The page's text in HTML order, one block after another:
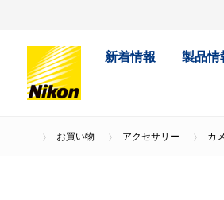
新着情報 製品情
お買い物 アクセサリー カ